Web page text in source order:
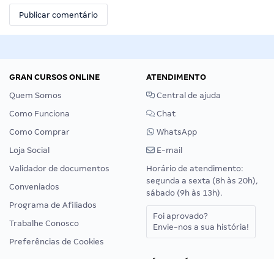
GRAN CURSOS ONLINE
Quem Somos
Como Funciona
Como Comprar
Loja Social
Validador de documentos
Conveniados
Programa de Afiliados
Trabalhe Conosco
Preferências de Cookies
ATENDIMENTO
Central de ajuda
Chat
WhatsApp
E-mail
Horário de atendimento:
segunda a sexta (8h às 20h),
sábado (9h às 13h).
Foi aprovado?
Envie-nos a sua história!